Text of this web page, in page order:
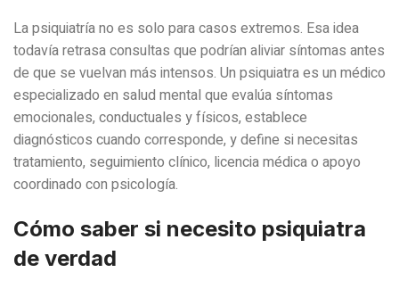
La psiquiatría no es solo para casos extremos. Esa idea
todavía retrasa consultas que podrían aliviar síntomas antes
de que se vuelvan más intensos. Un psiquiatra es un médico
especializado en salud mental que evalúa síntomas
emocionales, conductuales y físicos, establece
diagnósticos cuando corresponde, y define si necesitas
tratamiento, seguimiento clínico, licencia médica o apoyo
coordinado con psicología.
Cómo saber si necesito psiquiatra
de verdad